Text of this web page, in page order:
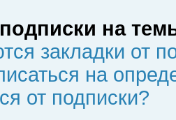
на
закладки от
на
от подписки?